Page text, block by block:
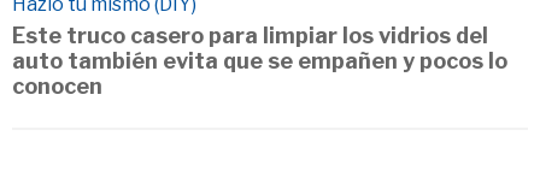
Este truco casero para limpiar los vidrios del
auto también evita que se empañen y pocos lo
conocen